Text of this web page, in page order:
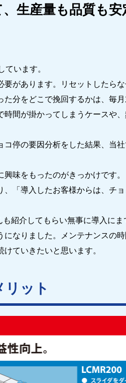
生産量も品質も
います。
があります。リセットしたら
分をどこで挽回するかは、毎月
間が掛かってしまうケースや
停の要因分析をした結果、当
味をもったのがきっかけです。
「導入したお客様からは、チ
紹介してもらい無事に導入にま
なりました。メンテナンスの
ていきたいと思います。
リット